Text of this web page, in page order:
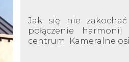
Jak się nie
połączenie
centrum Kameralne